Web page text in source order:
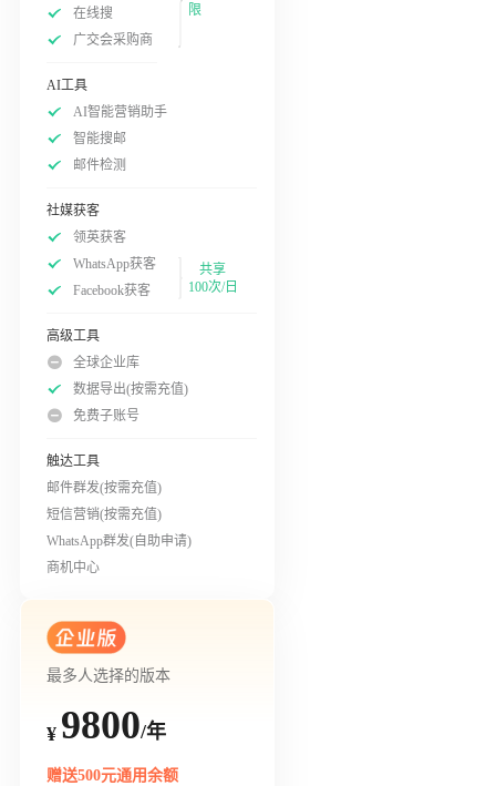
在线搜
广交会采购商
限
AI工具
AI智能营销助手
智能搜邮
邮件检测
社媒获客
领英获客
WhatsApp获客
Facebook获客
共享
100次/日
高级工具
全球企业库
数据导出(按需充值)
免费子账号
触达工具
邮件群发(按需充值)
短信营销(按需充值)
WhatsApp群发(自助申请)
商机中心
最多人选择的版本
¥ 9800/年
赠送500元通用余额